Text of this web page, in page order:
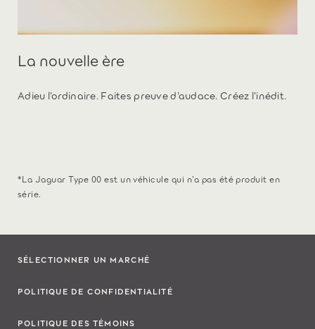
La nouvelle ère
Adieu l’ordinaire. Faites preuve d’audace. Créez l’inédit.
*La Jaguar Type 00 est un véhicule qui n’a pas été produit en
série.
SÉLECTIONNER UN MARCHÉ
POLITIQUE DE CONFIDENTIALITÉ
POLITIQUE DES TÉMOINS